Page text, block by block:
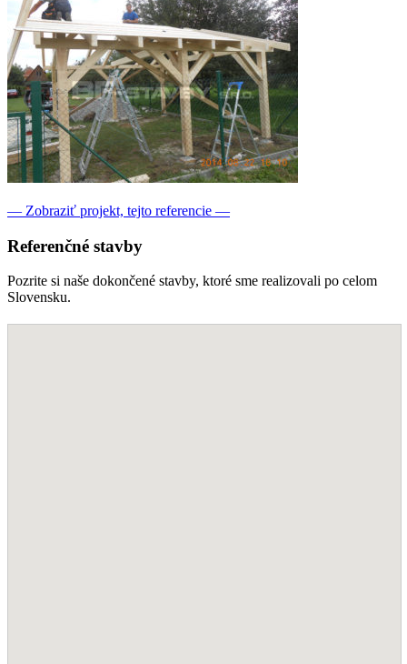
— Zobraziť projekt, tejto referencie —
Referenčné stavby
Pozrite si naše dokončené stavby, ktoré sme realizovali po celom
Slovensku.